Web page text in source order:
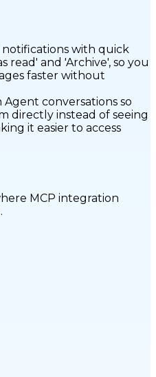
with quick
read' and 'Archive', so you
faster without
conversations so
directly instead of seeing
it easier to access
MCP integration